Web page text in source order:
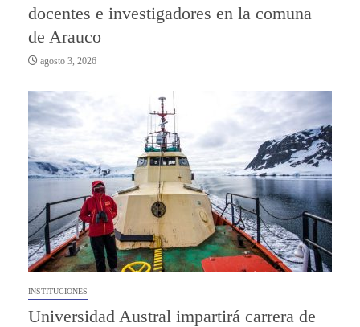
docentes e investigadores en la comuna
de Arauco
agosto 3, 2026
INSTITUCIONES
Universidad Austral impartirá carrera de